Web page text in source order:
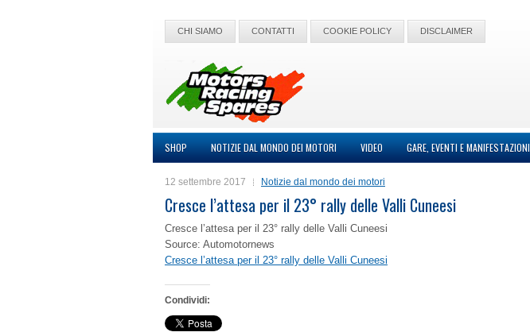
CHI SIAMO CONTATTI COOKIE POLICY DISCLAIMER
SHOP NOTIZIE DAL MONDO DEI MOTORI VIDEO GARE, EVENTI E MANIFESTAZIONI
12 settembre 2017 Notizie dal mondo dei motori
Cresce l’attesa per il 23° rally delle Valli Cuneesi
Cresce l’attesa per il 23° rally delle Valli Cuneesi
Source: Automotornews
Cresce l’attesa per il 23° rally delle Valli Cuneesi
Condividi: